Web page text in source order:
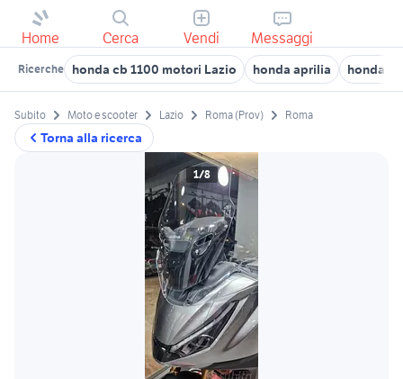
Home Cerca Vendi Messaggi
Ricerche honda cb 1100 motori Lazio honda aprilia honda
Torna alla ricerca
Subito Moto e scooter Lazio Roma (Prov) Roma
1/8